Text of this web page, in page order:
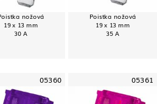
nožová
19 x 13 mm
30 A
Poistka nožová
19 x 13 mm
35 A
05360 05361